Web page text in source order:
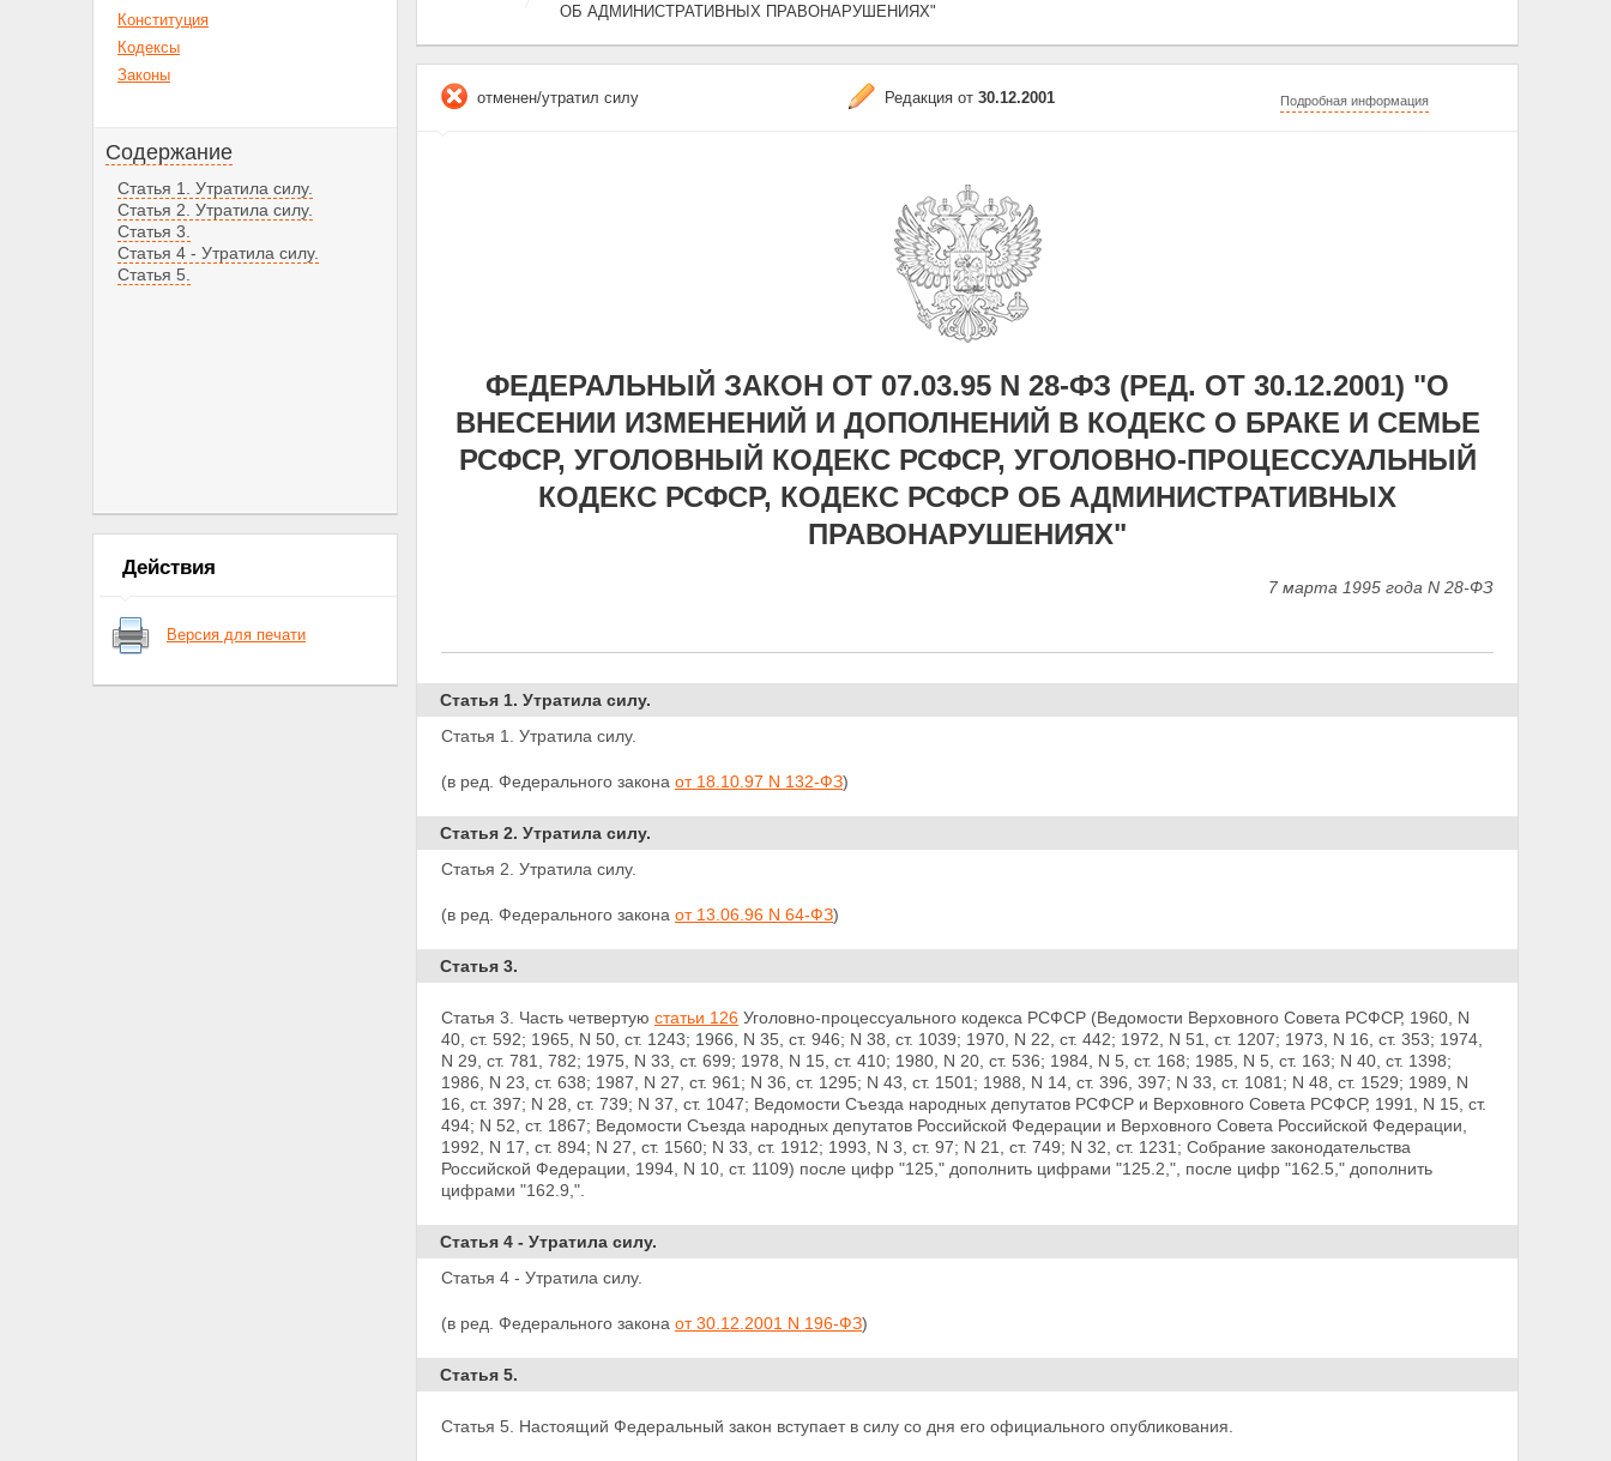
Конституция
Кодексы
Законы
Содержание
Статья 1. Утратила силу.
Статья 2. Утратила силу.
Статья 3.
Статья 4 - Утратила силу.
Статья 5.
Действия
Версия для печати
ОБ АДМИНИСТРАТИВНЫХ ПРАВОНАРУШЕНИЯХ"
отменен/утратил силу Редакция от 30.12.2001 Подробная информация
ФЕДЕРАЛЬНЫЙ ЗАКОН ОТ 07.03.95 N 28-ФЗ (РЕД. ОТ 30.12.2001) "О
ВНЕСЕНИИ ИЗМЕНЕНИЙ И ДОПОЛНЕНИЙ В КОДЕКС О БРАКЕ И СЕМЬЕ
РСФСР, УГОЛОВНЫЙ КОДЕКС РСФСР, УГОЛОВНО-ПРОЦЕССУАЛЬНЫЙ
КОДЕКС РСФСР, КОДЕКС РСФСР ОБ АДМИНИСТРАТИВНЫХ
ПРАВОНАРУШЕНИЯХ"
7 марта 1995 года N 28-ФЗ
Статья 1. Утратила силу.
Статья 1. Утратила силу.
(в ред. Федерального закона от 18.10.97 N 132-ФЗ)
Статья 2. Утратила силу.
Статья 2. Утратила силу.
(в ред. Федерального закона от 13.06.96 N 64-ФЗ)
Статья 3.
Статья 3. Часть четвертую статьи 126 Уголовно-процессуального кодекса РСФСР (Ведомости Верховного Совета РСФСР, 1960, N
40, ст. 592; 1965, N 50, ст. 1243; 1966, N 35, ст. 946; N 38, ст. 1039; 1970, N 22, ст. 442; 1972, N 51, ст. 1207; 1973, N 16, ст. 353; 1974,
N 29, ст. 781, 782; 1975, N 33, ст. 699; 1978, N 15, ст. 410; 1980, N 20, ст. 536; 1984, N 5, ст. 168; 1985, N 5, ст. 163; N 40, ст. 1398;
1986, N 23, ст. 638; 1987, N 27, ст. 961; N 36, ст. 1295; N 43, ст. 1501; 1988, N 14, ст. 396, 397; N 33, ст. 1081; N 48, ст. 1529; 1989, N
16, ст. 397; N 28, ст. 739; N 37, ст. 1047; Ведомости Съезда народных депутатов РСФСР и Верховного Совета РСФСР, 1991, N 15, ст.
494; N 52, ст. 1867; Ведомости Съезда народных депутатов Российской Федерации и Верховного Совета Российской Федерации,
1992, N 17, ст. 894; N 27, ст. 1560; N 33, ст. 1912; 1993, N 3, ст. 97; N 21, ст. 749; N 32, ст. 1231; Собрание законодательства
Российской Федерации, 1994, N 10, ст. 1109) после цифр "125," дополнить цифрами "125.2,", после цифр "162.5," дополнить
цифрами "162.9,".
Статья 4 - Утратила силу.
Статья 4 - Утратила силу.
(в ред. Федерального закона от 30.12.2001 N 196-ФЗ)
Статья 5.
Статья 5. Настоящий Федеральный закон вступает в силу со дня его официального опубликования.